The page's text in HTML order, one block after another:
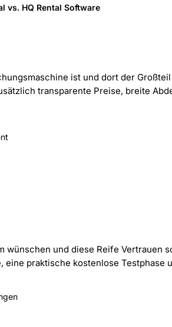
vs. HQ Rental Software
ist und dort der
transparente Preise, breite
und diese Reife Vertrauen
eine praktische kostenlose